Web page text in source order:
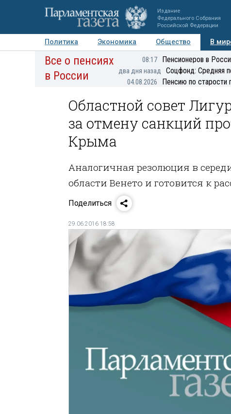
Издание
Федерального Собрания
Российской Федерации
Политика Экономика Общество В
Авторы Персоны Мнения Регионы
Все о пенсиях
в России
08:17 Пенсионеров в
два дня назад Соцфонд: Средняя
04.08.2026 Пенсию по старости
Областной совет
за отмену санкций
Крыма
Аналогичная резолюция в
области Венето и готовится к
Поделиться
29.06.2016 18:58